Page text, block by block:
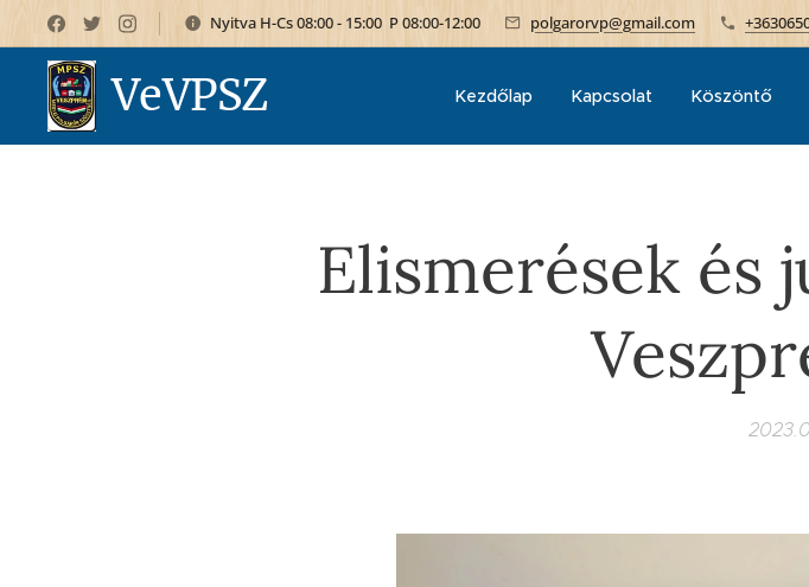
Nyitva H-Cs 08:00 - 15:00 P 08:00-12:00 polgarorvp@gmail.com
VeVPSZ Kezdőlap Kapcsolat Köszöntő
Elismerések és